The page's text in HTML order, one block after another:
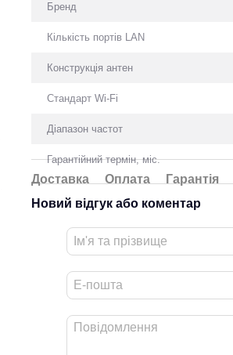
Бренд
Кількість портів LAN
Конструкція антен
Стандарт Wi-Fi
Діапазон частот
Гарантійний термін, міс.
Доставка Оплата Гарантія
Новий відгук або коментар